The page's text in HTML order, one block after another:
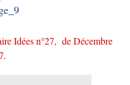
Idéesn°27, de Décembre